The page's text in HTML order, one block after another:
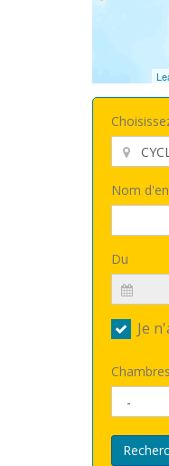
Nom
Du
Je
Chambres